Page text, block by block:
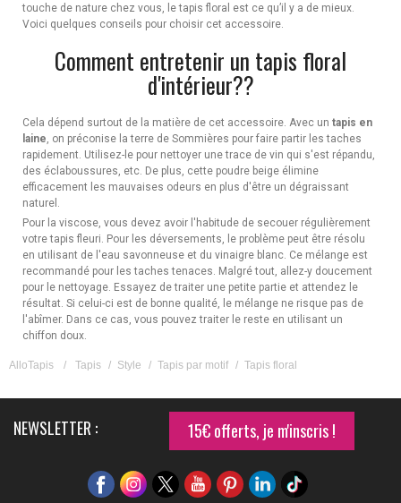
touche de nature chez vous, le tapis floral est ce qu’il y a de mieux.
Voici quelques conseils pour choisir cet accessoire.
Comment entretenir un tapis floral
d'intérieur??
Cela dépend surtout de la matière de cet accessoire. Avec un tapis en
laine, on préconise la terre de Sommières pour faire partir les taches
rapidement. Utilisez-le pour nettoyer une trace de vin qui s'est répandu,
des éclaboussures, etc. De plus, cette poudre beige élimine
efficacement les mauvaises odeurs en plus d'être un dégraissant
naturel.
Pour la viscose, vous devez avoir l'habitude de secouer régulièrement
votre tapis fleuri. Pour les déversements, le problème peut être résolu
en utilisant de l'eau savonneuse et du vinaigre blanc. Ce mélange est
recommandé pour les taches tenaces. Malgré tout, allez-y doucement
pour le nettoyage. Essayez de traiter une petite partie et attendez le
résultat. Si celui-ci est de bonne qualité, le mélange ne risque pas de
l'abîmer. Dans ce cas, vous pouvez traiter le reste en utilisant un
chiffon doux.
AlloTapis / Tapis / Style / Tapis par motif / Tapis floral
NEWSLETTER : 15€ offerts, je m'inscris !